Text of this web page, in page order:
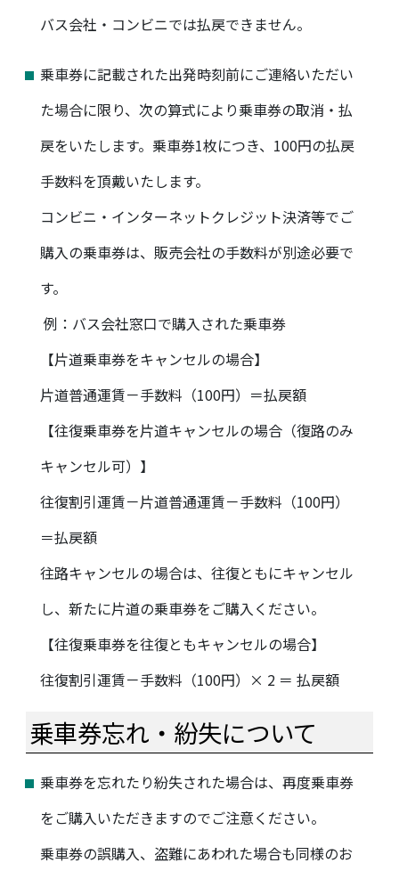
バス会社・コンビニでは払戻できません。
乗車券に記載された出発時刻前にご連絡いただい
た場合に限り、次の算式により乗車券の取消・払
戻をいたします。乗車券1枚につき、100円の払戻
手数料を頂戴いたします。
コンビニ・インターネットクレジット決済等でご
購入の乗車券は、販売会社の手数料が別途必要で
す。
例：バス会社窓口で購入された乗車券
【片道乗車券をキャンセルの場合】
片道普通運賃－手数料（100円）＝払戻額
【往復乗車券を片道キャンセルの場合（復路のみ
キャンセル可）】
往復割引運賃－片道普通運賃－手数料（100円）
＝払戻額
往路キャンセルの場合は、往復ともにキャンセル
し、新たに片道の乗車券をご購入ください。
【往復乗車券を往復ともキャンセルの場合】
往復割引運賃－手数料（100円）× 2 ＝ 払戻額
乗車券忘れ・紛失について
乗車券を忘れたり紛失された場合は、再度乗車券
をご購入いただきますのでご注意ください。
乗車券の誤購入、盗難にあわれた場合も同様のお